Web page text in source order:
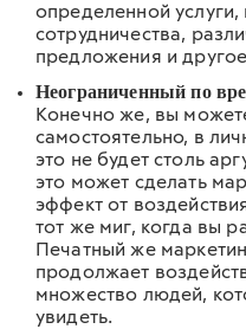
определенной
сотрудничества,
предложения и
Неограниченный по
Конечно же, вы
самостоятельно, в
это не будет столь
это может сделать
эффект от
тот же миг, когда вы
Печатный же
продолжает
множество людей,
увидеть.